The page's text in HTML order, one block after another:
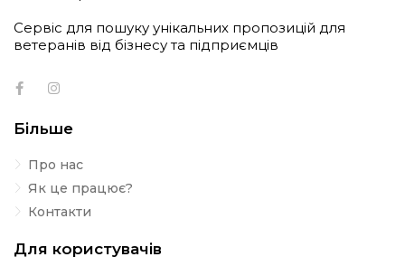
Сервіс для пошуку унікальних пропозицій для
ветеранів від бізнесу та підприємців
Більше
Про нас
Як це працює?
Контакти
Для користувачів